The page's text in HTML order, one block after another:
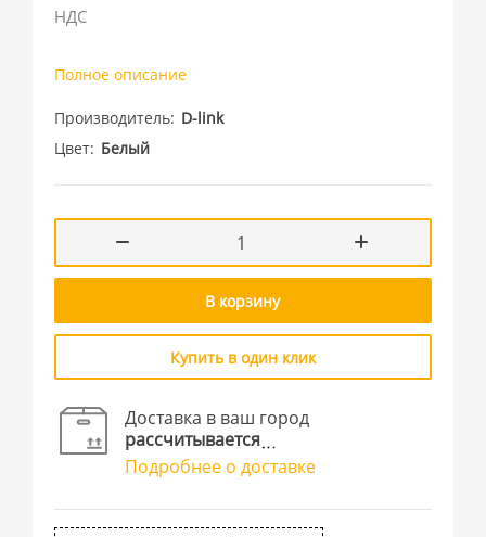
НДС
Полное описание
Производитель D-link
Цвет Белый
В корзину
Купить в один клик
Доставка в ваш город
рассчитывается
Подробнее о доставке